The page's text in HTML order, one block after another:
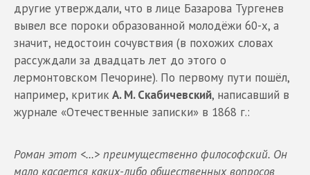
другие утверждали, что в лице Базарова Тургенев
вывел все пороки образованной молодёжи 60-х, а
значит, недостоин сочувствия (в похожих словах
рассуждали за двадцать лет до этого о
лермонтовском Печорине). По первому пути пошёл,
например, критик А. М. Скабичевский, написавший в
журнале «Отечественные записки» в 1868 г.:
Роман этот <...> преимущественно философский. Он
мало касается каких-либо общественных вопросов